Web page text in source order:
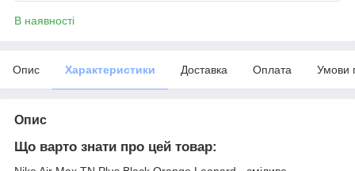
В наявності
Опис Характеристики Доставка Оплата Умови
Опис
Що варто знати про цей товар: